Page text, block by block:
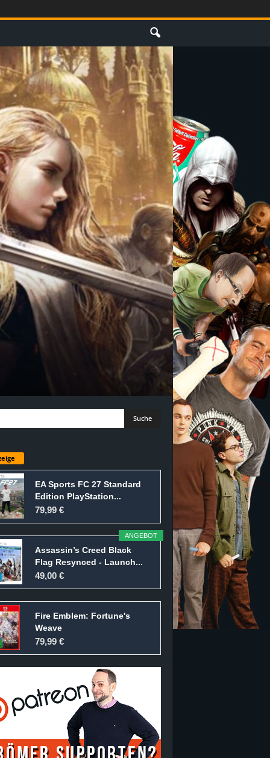
EA Sports FC 27 Standard
Edition PlayStation...
79,99 €
ANGEBOT
Assassin’s Creed Black
Flag Resynced - Launch...
49,00 €
Fire Emblem: Fortune's
Weave
79,99 €